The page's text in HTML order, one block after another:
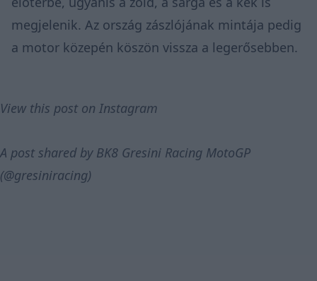
megjelenik. Az ország zászlójának mintája pedig
a motor közepén köszön vissza a legerősebben.
View this post on Instagram
A post shared by BK8 Gresini Racing MotoGP
(@gresiniracing)